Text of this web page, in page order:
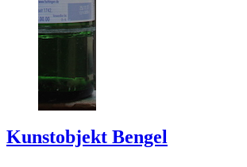
Kunstobjekt Bengel